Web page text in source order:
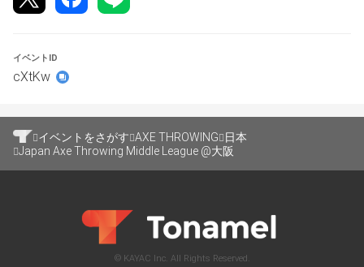
1位：40pt
1位以外：20pt
＜全国版＞
・Avg.スコア 1位：40 pt
・Highスコア 1位：40 pt
スイスドロー方式による4回戦のトーナメント後、決勝
戦・3位決定戦を行う。
イベントID
cXtKw
イベントをさがす AXE THROWING
日本
Japan Axe Throwing Middle League @大阪
© KAYAC Inc. All Rights Reserved.